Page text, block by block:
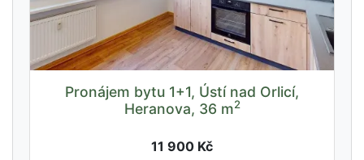
Pronájem bytu 1+1, Ústí nad Orlicí,
Heranova, 36 m2
11 900 Kč